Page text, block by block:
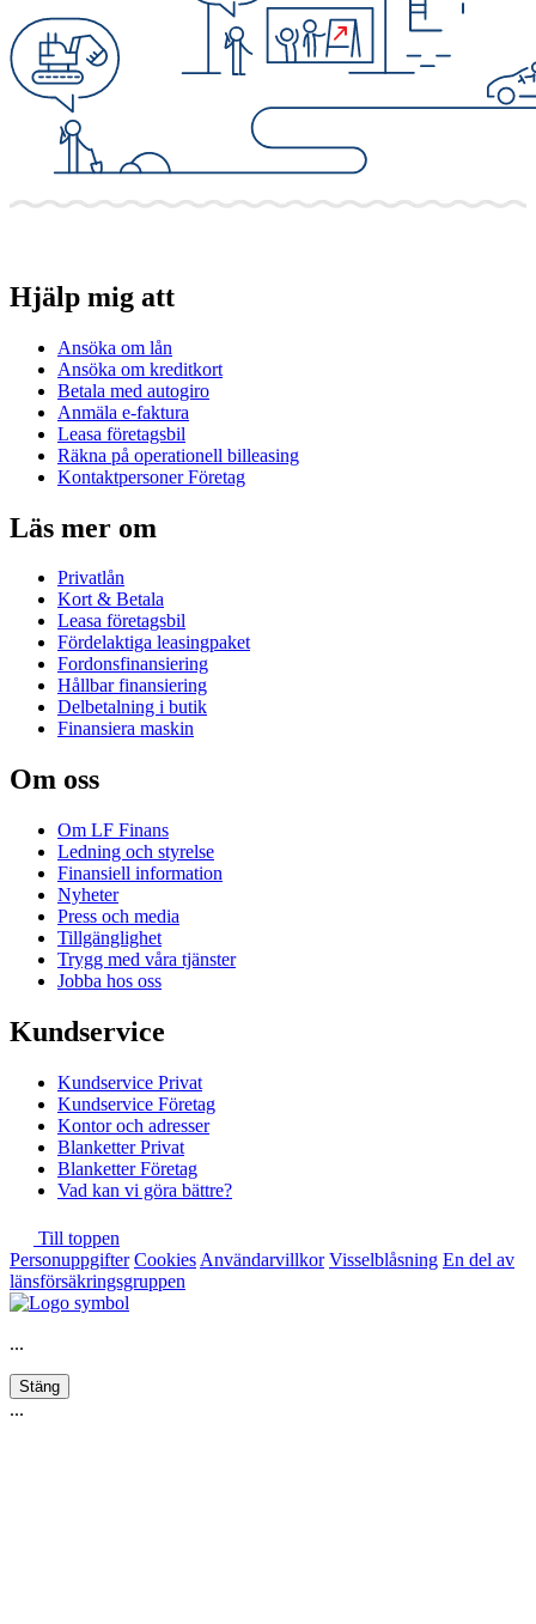
Hjälp mig att
Ansöka om lån
Ansöka om kreditkort
Betala med autogiro
Anmäla e-faktura
Leasa företagsbil
Räkna på operationell billeasing
Kontaktpersoner Företag
Läs mer om
Privatlån
Kort & Betala
Leasa företagsbil
Fördelaktiga leasingpaket
Fordonsfinansiering
Hållbar finansiering
Delbetalning i butik
Finansiera maskin
Om oss
Om LF Finans
Ledning och styrelse
Finansiell information
Nyheter
Press och media
Tillgänglighet
Trygg med våra tjänster
Jobba hos oss
Kundservice
Kundservice Privat
Kundservice Företag
Kontor och adresser
Blanketter Privat
Blanketter Företag
Vad kan vi göra bättre?
Till toppen
Personuppgifter Cookies Användarvillkor Visselblåsning En del av
länsförsäkringsgruppen
...
Stäng
...